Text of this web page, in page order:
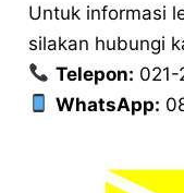
Untuk informasi
silakan hubungi
Telepon: 021-
WhatsApp: